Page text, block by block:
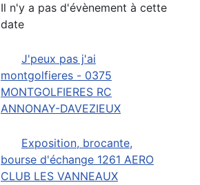
Il n'y a pas d'évènement à cette
date
J'peux pas j'ai
montgolfieres - 0375
MONTGOLFIERES RC
ANNONAY-DAVEZIEUX
Exposition, brocante,
bourse d'échange 1261 AERO
CLUB LES VANNEAUX